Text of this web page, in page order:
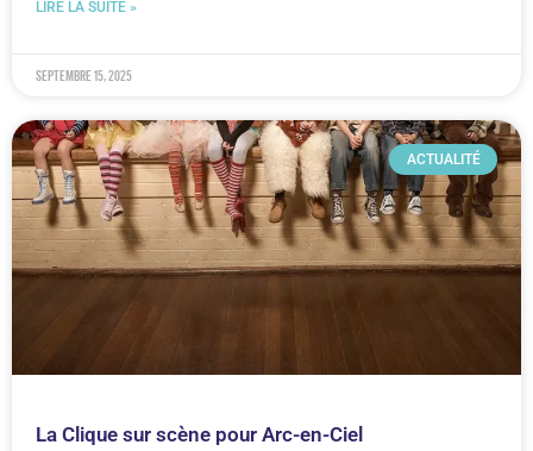
LIRE LA SUITE »
septembre 15, 2025
ACTUALITÉ
La Clique sur scène pour Arc-en-Ciel